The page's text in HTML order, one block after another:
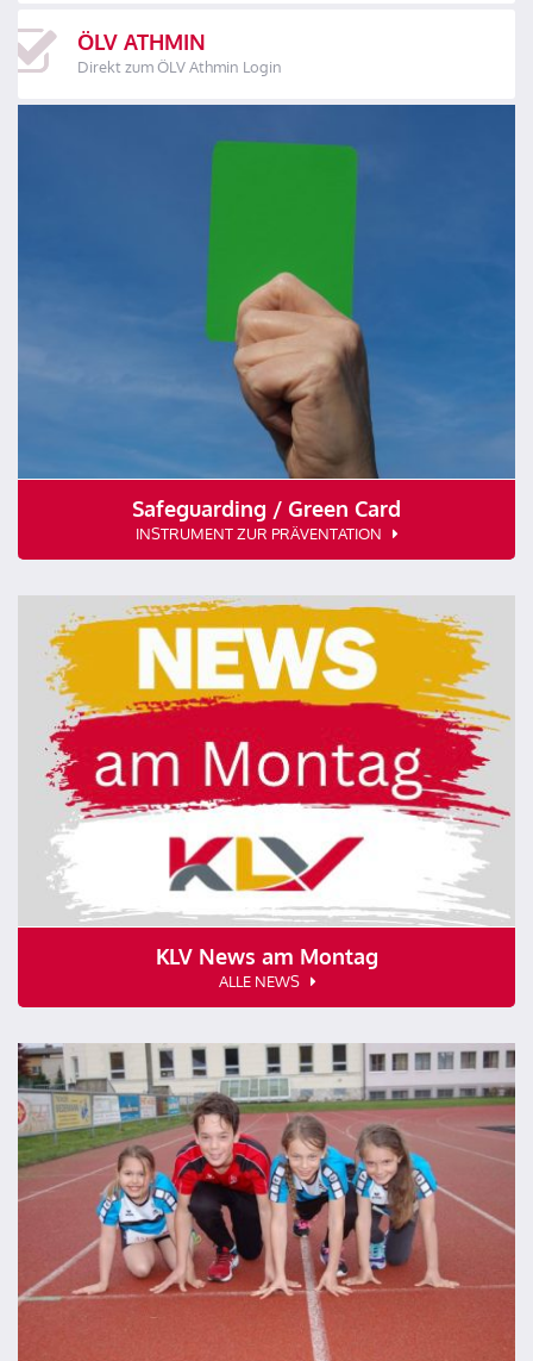
ÖLV ATHMIN
Direkt zum ÖLV Athmin Login
Safeguarding / Green Card
INSTRUMENT ZUR PRÄVENTATION
KLV News am Montag
ALLE NEWS